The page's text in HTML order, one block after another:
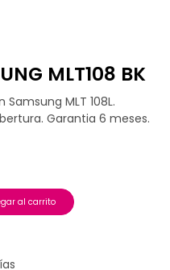
MLT108 BK
MLT 108L.
Garantia 6 meses.
al carrito